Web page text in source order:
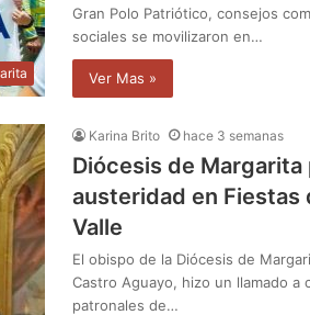
Gran Polo Patriótico, consejos
sociales se movilizaron en…
Ver Mas »
Karina Brito hace 3 semanas
Diócesis de Margarita
austeridad en Fiestas
Valle
El obispo de la Diócesis de
Castro Aguayo, hizo un llamado a
patronales de…